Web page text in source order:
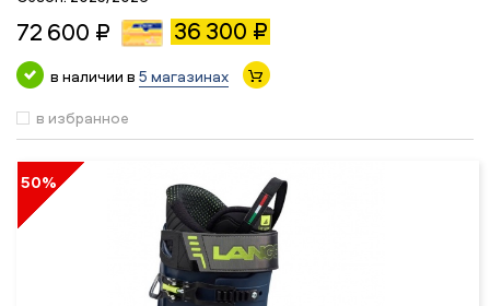
72 600 ₽ 36 300 ₽
в наличии в 5 магазинах
в избранное
50%